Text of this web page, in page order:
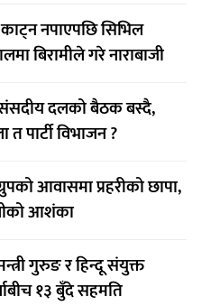
नपाएपछि सिभिल
बिरामीले गरे नाराबाजी
दलको बैठक बस्दै,
त पार्टी विभाजन ?
आवासमा प्रहरीको छापा,
आशंका
गुरुङ र हिन्दू संयुक्त
१३ बुँदे सहमति